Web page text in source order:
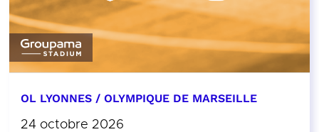
OL LYONNES / OLYMPIQUE DE MARSEILLE
24 octobre 2026